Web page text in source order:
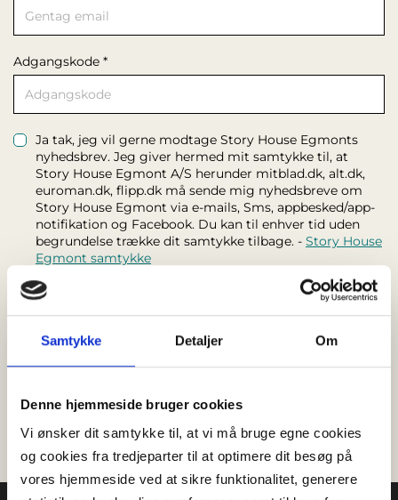
Samtykke Detaljer Om
Denne hjemmeside bruger cookies
Vi ønsker dit samtykke til, at vi må bruge egne cookies
og cookies fra tredjeparter til at optimere dit besøg på
vores hjemmeside ved at sikre funktionalitet, generere
Adgangskode *
Ja tak, jeg vil gerne modtage Story House Egmonts
nyhedsbrev. Jeg giver hermed mit samtykke til, at
Story House Egmont A/S herunder mitblad.dk, alt.dk,
euroman.dk, flipp.dk må sende mig nyhedsbreve om
Story House Egmont via e-mails, Sms, appbesked/app-
notifikation og Facebook. Du kan til enhver tid uden
begrundelse trække dit samtykke tilbage. - Story House
Egmont samtykke
Jeg har læst og accepteret
Flipps handelsbetingelser* ,
samt at fortrydelsesretten bortfalder, når jeg tager